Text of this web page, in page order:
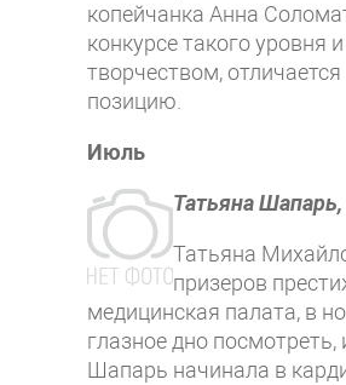
копейчанка Анна
конкурсе такого
творчеством,
позицию.
Июль
Татьяна
Татьяна
призеров
медицинская палата, в
глазное дно
Шапарь начинала в